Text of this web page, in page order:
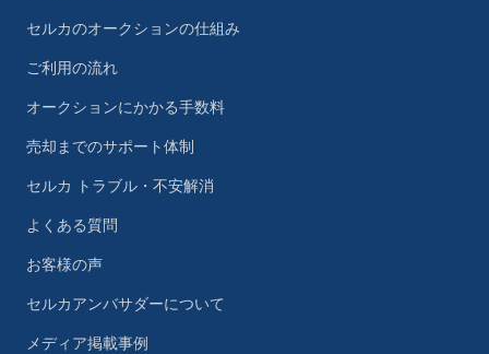
セルカのオークションの仕組み
ご利用の流れ
オークションにかかる手数料
売却までのサポート体制
セルカ トラブル・不安解消
よくある質問
お客様の声
セルカアンバサダーについて
メディア掲載事例